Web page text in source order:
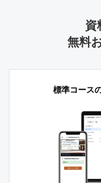
資
無料
標準コース